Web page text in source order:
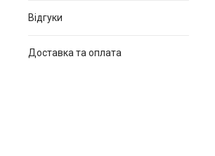
Відгуки
Доставка та оплата